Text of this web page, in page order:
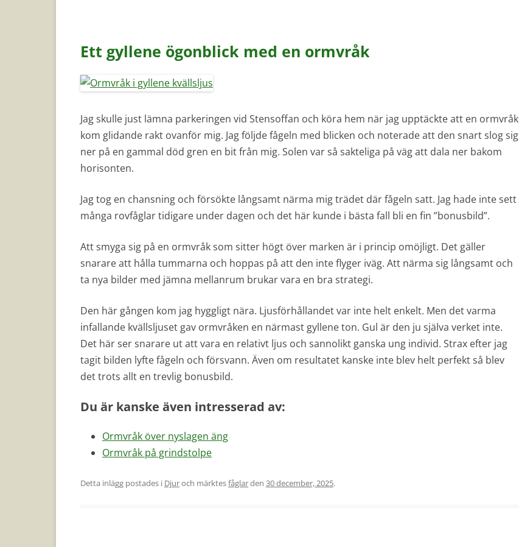
Ett gyllene ögonblick med en ormvråk
Jag skulle just lämna parkeringen vid Stensoffan och köra hem när jag upptäckte att en ormvråk
kom glidande rakt ovanför mig. Jag följde fågeln med blicken och noterade att den snart slog sig
ner på en gammal död gren en bit från mig. Solen var så sakteliga på väg att dala ner bakom
horisonten.
Jag tog en chansning och försökte långsamt närma mig trädet där fågeln satt. Jag hade inte sett
många rovfåglar tidigare under dagen och det här kunde i bästa fall bli en fin ”bonusbild”.
Att smyga sig på en ormvråk som sitter högt över marken är i princip omöjligt. Det gäller
snarare att hålla tummarna och hoppas på att den inte flyger iväg. Att närma sig långsamt och
ta nya bilder med jämna mellanrum brukar vara en bra strategi.
Den här gången kom jag hyggligt nära. Ljusförhållandet var inte helt enkelt. Men det varma
infallande kvällsljuset gav ormvråken en närmast gyllene ton. Gul är den ju själva verket inte.
Det här ser snarare ut att vara en relativt ljus och sannolikt ganska ung individ. Strax efter jag
tagit bilden lyfte fågeln och försvann. Även om resultatet kanske inte blev helt perfekt så blev
det trots allt en trevlig bonusbild.
Du är kanske även intresserad av:
Ormvråk över nyslagen äng
Ormvråk på grindstolpe
Detta inlägg postades i Djuroch märktesfåglarden 30 december, 2025.